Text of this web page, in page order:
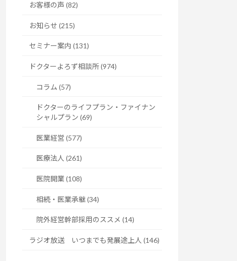
お客様の声 (82)
お知らせ (215)
セミナー案内 (131)
ドクターよろず相談所 (974)
コラム (57)
ドクターのライフプラン・ファイナン
シャルプラン (69)
医業経営 (577)
医療法人 (261)
医院開業 (108)
相続・医業承継 (34)
院外経営幹部採用のススメ (14)
ラジオ放送 いつまでも発展途上人 (146)